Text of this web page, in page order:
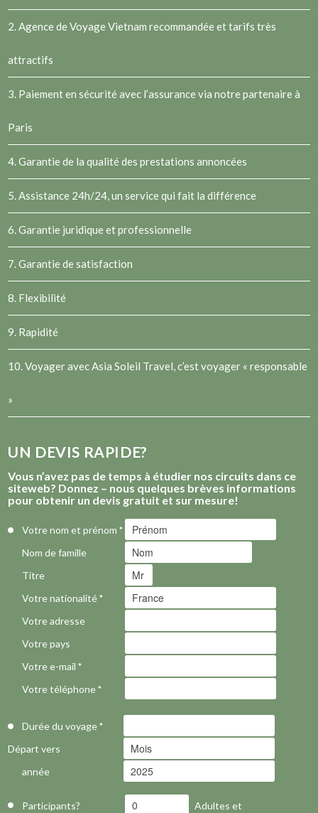
2.Agence de Voyage Vietnam recommandée et tarifs très
attractifs
3. Paiement en sécurité avec l’assurance via notre partenaire à
Paris
4. Garantie de la qualité des prestations annoncées
5. Assistance 24h/24, un service qui fait la différence
6. Garantie juridique et professionnelle
7. Garantie de satisfaction
8. Flexibilité
9. Rapidité
10. Voyager avec Asia Soleil Travel, c’est voyager « responsable
»
UN DEVIS RAPIDE?
Vous n’avez pas de temps à étudier nos circuits dans ce
siteweb? Donnez – nous quelques brèves informations
pour obtenir un devis gratuit et sur mesure!
Votre nom et prénom*
Nom de famille
Titre
Votre nationalité*
Votre adresse
Votre pays
Votre e-mail*
Votre téléphone*
Durée du voyage*
Départ vers
année
Participants? Adultes et